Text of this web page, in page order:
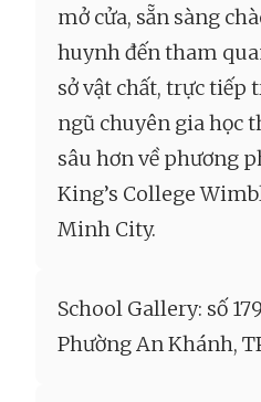
mở cửa, sẵn sàng
huynh đến tham
sở vật chất, trực tiếp
ngũ chuyên gia học
sâu hơn về phương
King’s College
Minh City.
School Gallery: số
Phường An Khánh,